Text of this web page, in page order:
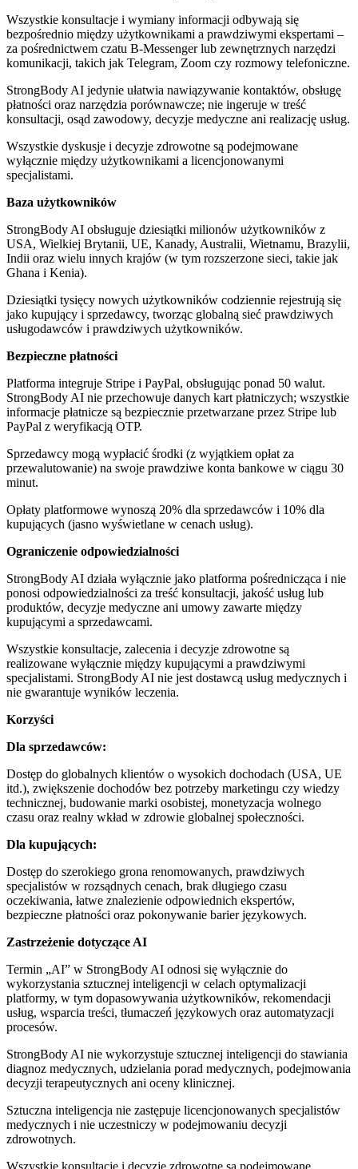
Wszystkie konsultacje i wymiany informacji odbywają się
bezpośrednio między użytkownikami a prawdziwymi ekspertami –
za pośrednictwem czatu B-Messenger lub zewnętrznych narzędzi
komunikacji, takich jak Telegram, Zoom czy rozmowy telefoniczne.
StrongBody AI jedynie ułatwia nawiązywanie kontaktów, obsługę
płatności oraz narzędzia porównawcze; nie ingeruje w treść
konsultacji, osąd zawodowy, decyzje medyczne ani realizację usług.
Wszystkie dyskusje i decyzje zdrowotne są podejmowane
wyłącznie między użytkownikami a licencjonowanymi
specjalistami.
Baza użytkowników
StrongBody AI obsługuje dziesiątki milionów użytkowników z
USA, Wielkiej Brytanii, UE, Kanady, Australii, Wietnamu, Brazylii,
Indii oraz wielu innych krajów (w tym rozszerzone sieci, takie jak
Ghana i Kenia).
Dziesiątki tysięcy nowych użytkowników codziennie rejestrują się
jako kupujący i sprzedawcy, tworząc globalną sieć prawdziwych
usługodawców i prawdziwych użytkowników.
Bezpieczne płatności
Platforma integruje Stripe i PayPal, obsługując ponad 50 walut.
StrongBody AI nie przechowuje danych kart płatniczych; wszystkie
informacje płatnicze są bezpiecznie przetwarzane przez Stripe lub
PayPal z weryfikacją OTP.
Sprzedawcy mogą wypłacić środki (z wyjątkiem opłat za
przewalutowanie) na swoje prawdziwe konta bankowe w ciągu 30
minut.
Opłaty platformowe wynoszą 20% dla sprzedawców i 10% dla
kupujących (jasno wyświetlane w cenach usług).
Ograniczenie odpowiedzialności
StrongBody AI działa wyłącznie jako platforma pośrednicząca i nie
ponosi odpowiedzialności za treść konsultacji, jakość usług lub
produktów, decyzje medyczne ani umowy zawarte między
kupującymi a sprzedawcami.
Wszystkie konsultacje, zalecenia i decyzje zdrowotne są
realizowane wyłącznie między kupującymi a prawdziwymi
specjalistami. StrongBody AI nie jest dostawcą usług medycznych i
nie gwarantuje wyników leczenia.
Korzyści
Dla sprzedawców:
Dostęp do globalnych klientów o wysokich dochodach (USA, UE
itd.), zwiększenie dochodów bez potrzeby marketingu czy wiedzy
technicznej, budowanie marki osobistej, monetyzacja wolnego
czasu oraz realny wkład w zdrowie globalnej społeczności.
Dla kupujących:
Dostęp do szerokiego grona renomowanych, prawdziwych
specjalistów w rozsądnych cenach, brak długiego czasu
oczekiwania, łatwe znalezienie odpowiednich ekspertów,
bezpieczne płatności oraz pokonywanie barier językowych.
Zastrzeżenie dotyczące AI
Termin „AI” w StrongBody AI odnosi się wyłącznie do
wykorzystania sztucznej inteligencji w celach optymalizacji
platformy, w tym dopasowywania użytkowników, rekomendacji
usług, wsparcia treści, tłumaczeń językowych oraz automatyzacji
procesów.
StrongBody AI nie wykorzystuje sztucznej inteligencji do stawiania
diagnoz medycznych, udzielania porad medycznych, podejmowania
decyzji terapeutycznych ani oceny klinicznej.
Sztuczna inteligencja nie zastępuje licencjonowanych specjalistów
medycznych i nie uczestniczy w podejmowaniu decyzji
zdrowotnych.
Wszystkie konsultacje i decyzje zdrowotne są podejmowane